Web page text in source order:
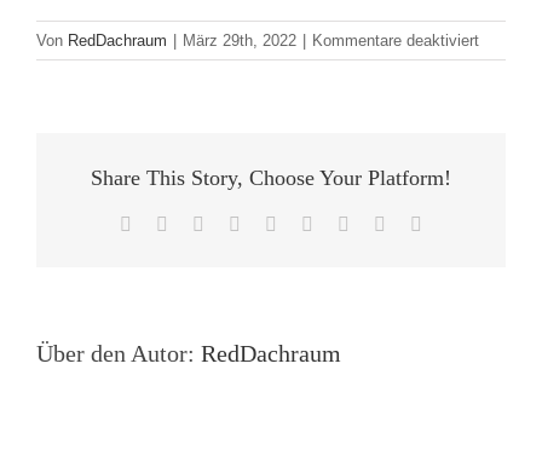
Von RedDachraum März 29th, 2022 Kommentare deaktiviertfür
Share This Story, Choose Your Platform!
Facebook Reddit LinkedInWhatsApp
TumblrPinterest
Über den Autor: RedDachraum